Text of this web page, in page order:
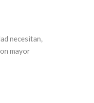
necesitan,
mayor